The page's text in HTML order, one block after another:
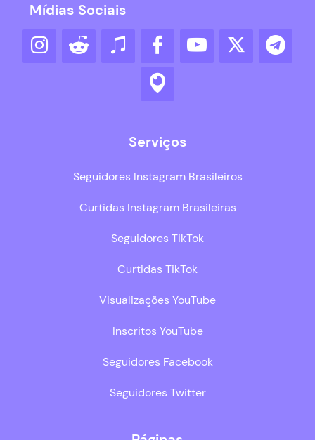
Mídias Sociais
Serviços
Seguidores Instagram Brasileiros
Curtidas Instagram Brasileiras
Seguidores TikTok
Curtidas TikTok
Visualizações YouTube
Inscritos YouTube
Seguidores Facebook
Seguidores Twitter